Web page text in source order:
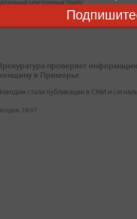
цветочный трипс
проверяет
в Приморье
стали публикации в СМИ и
19:07